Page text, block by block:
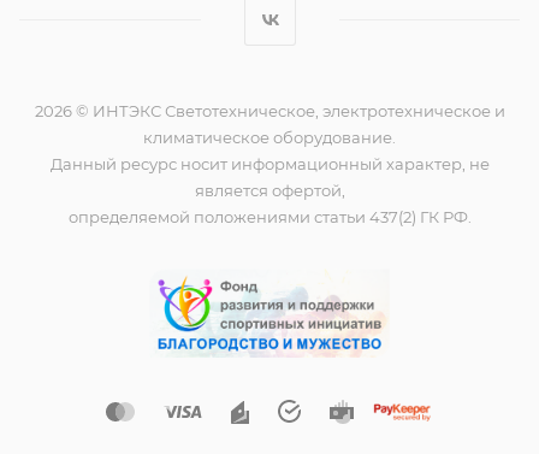
2026 © ИНТЭКС Светотехническое, электротехническое и
климатическое оборудование.
Данный ресурс носит информационный характер, не
является офертой,
определяемой положениями статьи 437(2) ГК РФ.